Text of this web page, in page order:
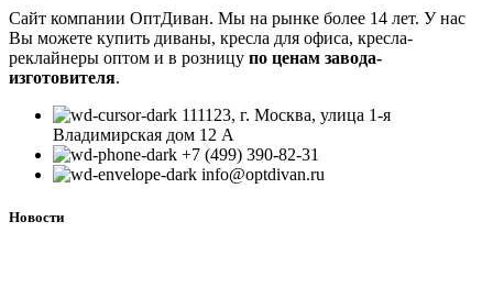
Сайт компании ОптДиван. Мы на рынке более 14 лет. У нас
Вы можете купить диваны, кресла для офиса, кресла-
реклайнеры оптом и в розницу по ценам завода-
изготовителя.
111123, г. Москва, улица 1-я
Владимирская дом 12 А
+7 (499) 390-82-31
info@optdivan.ru
Новости